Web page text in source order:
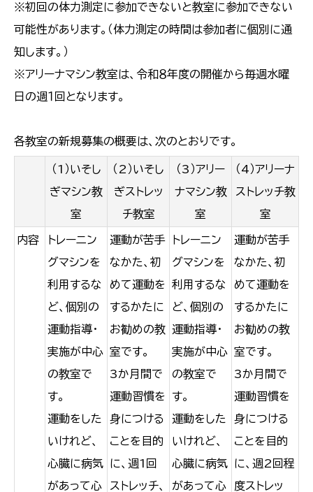
※初回の体力測定に参加できないと教室に参加できない
可能性があります。（体力測定の時間は参加者に個別に通
知します。）
※アリーナマシン教室は、令和８年度の開催から毎週水曜
日の週１回となります。
各教室の新規募集の概要は、次のとおりです。
（1）いそし
ぎマシン教
室
（2）いそし
ぎストレッ
チ教室
（3）アリー
ナマシン教
室
（4）アリーナ
ストレッチ教
室
内容
トレーニン
グマシンを
利用するな
ど、個別の
運動指導・
実施が中心
の教室で
す。
運動をした
いけれど、
心臓に病気
があって心
運動が苦手
なかた、初
めて運動を
するかたに
お勧めの教
室です。
3か月間で
運動習慣を
身につける
ことを目的
に、週1回
ストレッチ、
トレーニン
グマシンを
利用するな
ど、個別の
運動指導・
実施が中心
の教室で
す。
運動をした
いけれど、
心臓に病気
があって心
運動が苦手
なかた、初
めて運動を
するかたに
お勧めの教
室です。
3か月間で
運動習慣を
身につける
ことを目的
に、週2回程
度ストレッ